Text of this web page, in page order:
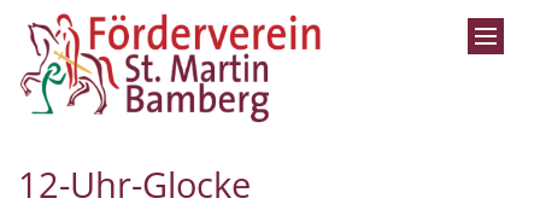
Zum Inhalt springen
12-Uhr-Glocke